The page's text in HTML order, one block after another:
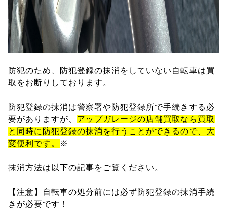
防犯のため、防犯登録の抹消をしていない自転車は買
取をお断りしております。
防犯登録の抹消は警察署や防犯登録所で手続きする必
要がありますが、 アップガレージの店舗買取なら買取
と同時に防犯登録の抹消を行うことができるので、大
変便利です。
※
抹消方法は以下の記事をご覧ください。
【注意】自転車の処分前には必ず防犯登録の抹消手続
きが必要です！